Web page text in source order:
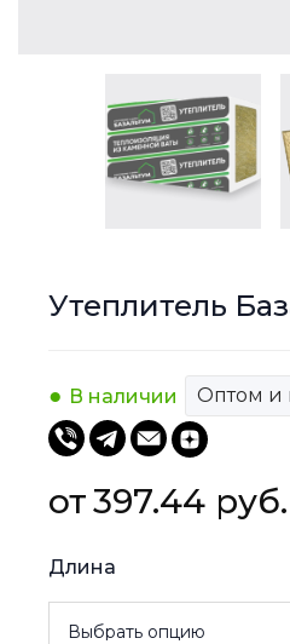
Утеплитель
397.44 руб.
Длина
В наличии Оптом и